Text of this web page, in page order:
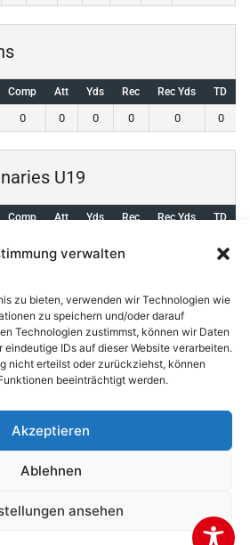
verwalten
zu bieten, verwenden wir Technologien wie
zu speichern und/oder darauf
Technologien zustimmst, können wir Daten
IDs auf dieser Website verarbeiten.
nicht erteilst oder zurückziehst, können
beeinträchtigt werden.
Akzeptieren
Ablehnen
ansehen
Comp Att Yds Rec Rec Yds TD
0 0 0 0 0 0
U19
Comp Att Yds Rec Rec Yds TD
Football Verein Marburg
die Stadt Marburg|Impressum
|Cookie-Richtlinie (EU)
Kontakt